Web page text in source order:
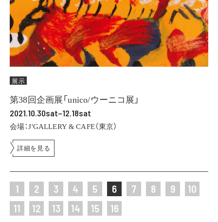
展示
第38回企画展「unico/ウーニコ展」
2021.10.30sat–12.18sat
会場：J'GALLERY & CAFE（東京）
詳細を見る
1 2 3 4 5 6 7 8 9
10
11
12 13 14 15 16